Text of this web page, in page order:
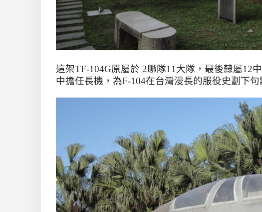
這架TF-104G原屬於 2聯隊11大隊，最後隸屬12
中擔任長機，為F-104在台灣漫長的服役史劃下句